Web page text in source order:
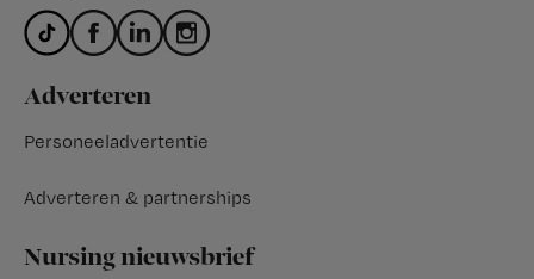
Adverteren
Personeeladvertentie
Adverteren & partnerships
Nursing nieuwsbrief